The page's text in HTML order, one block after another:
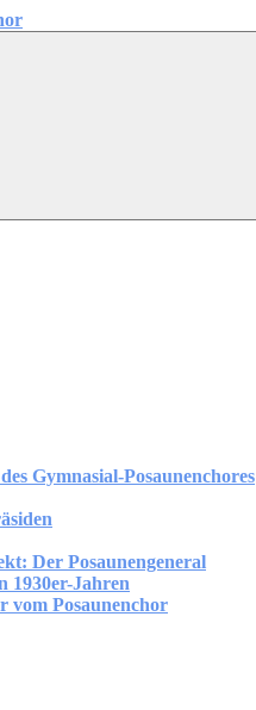
Gymnasial-Posaunenchores
Der Posaunengeneral
1930er-Jahren
vom Posaunenchor